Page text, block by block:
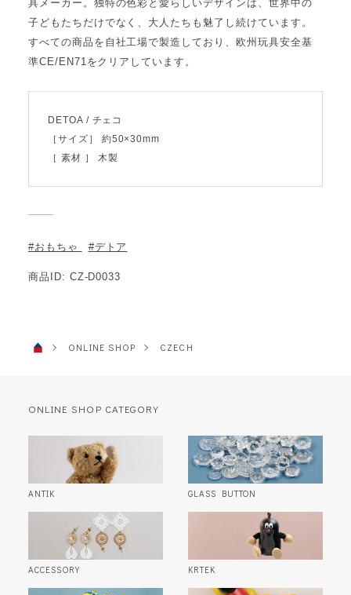
具メーカー。独特の色彩と愛らしいデザインは、世界中の
子どもたちだけでなく、大人たちも魅了し続けています。
すべての商品を自社工場で製造しており、欧州玩具安全基
準CE/EN71をクリアしています。
DETOA / チェコ
［サイズ］ 約50×30mm
［ 素材 ］ 木製
#おもちゃ #デトア
商品ID: CZ-D0033
ONLINE SHOP CZECH
ONLINE SHOP CATEGORY
ANTIK GLASS BUTTON
ACCESSORY KRTEK